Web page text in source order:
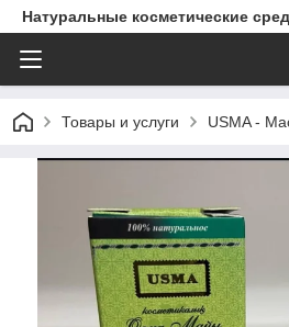
Натуральные косметические
Товары и услуги USMA -